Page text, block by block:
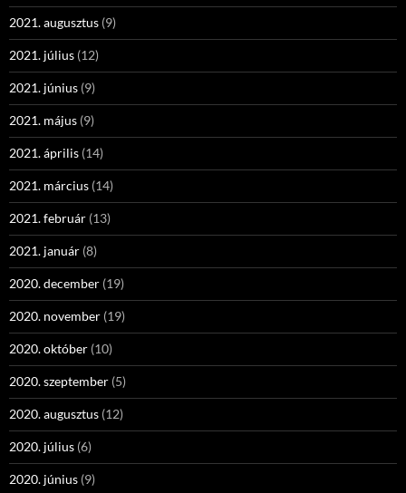
2021. augusztus (9)
2021. július (12)
2021. június (9)
2021. május (9)
2021. április (14)
2021. március (14)
2021. február (13)
2021. január (8)
2020. december (19)
2020. november (19)
2020. október (10)
2020. szeptember (5)
2020. augusztus (12)
2020. július (6)
2020. június (9)